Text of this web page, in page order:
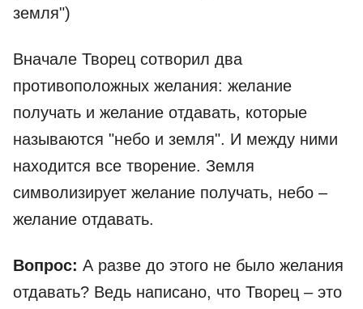
земля")
Вначале Творец сотворил два
противоположных желания: желание
получать и желание отдавать, которые
называются "небо и земля". И между ними
находится все творение. Земля
символизирует желание получать, небо –
желание отдавать.
Вопрос: А разве до этого не было желания
отдавать? Ведь написано, что Творец – это